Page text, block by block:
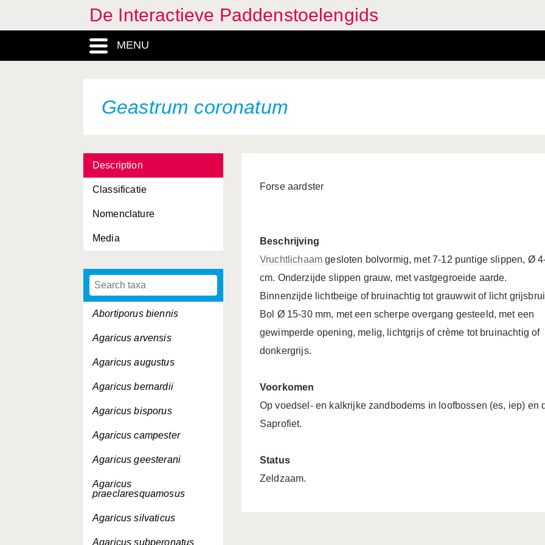
De Interactieve Paddenstoelengids
MENU
Geastrum coronatum
Description
Classificatie
Nomenclature
Media
Abortiporus biennis
Agaricus arvensis
Agaricus augustus
Agaricus bernardii
Agaricus bisporus
Agaricus campester
Agaricus geesterani
Agaricus
praeclaresquamosus
Agaricus silvaticus
Agaricus subperonatus
Forse aardster
Beschrijving
Vruchtlichaam gesloten bolvormig, met 7-12 puntige slippen, Ø
cm. Onderzijde slippen grauw, met vastgegroeide aarde.
Binnenzijde lichtbeige of bruinachtig tot grauwwit of licht
Bol Ø 15-30 mm, met een scherpe overgang gesteeld, met een
gewimperde opening, melig, lichtgrijs of crème tot bruinachtig of
donkergrijs.
Voorkomen
Op voedsel- en kalkrijke zandbodems in loofbossen (es, iep) en
Saprofiet.
Status
Zeldzaam.